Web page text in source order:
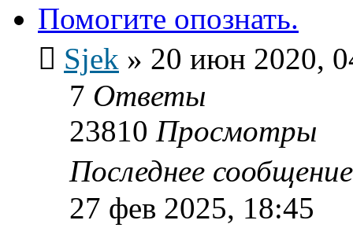
Помогите опознать.
Sjek » 20 июн 2020,
7 Ответы
23810 Просмотры
Последнее
27 фев 2025, 18:45